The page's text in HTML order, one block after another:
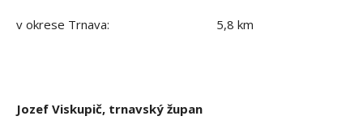
v okrese Trnava: 5,8 km
Jozef Viskupič, trnavský župan